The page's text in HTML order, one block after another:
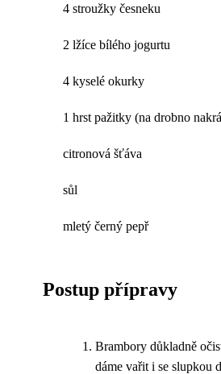
4 stroužky česneku
2 lžíce bílého jogurtu
4 kyselé okurky
1 hrst pažitky (na drobno
citronová šťáva
sůl
mletý černý pepř
Postup přípravy
Brambory důkladně
dáme vařit i se slupkou